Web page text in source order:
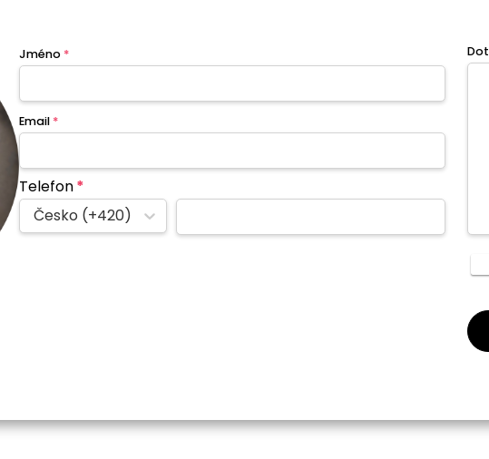
Jméno *
Email *
Telefon*
Česko (+420)